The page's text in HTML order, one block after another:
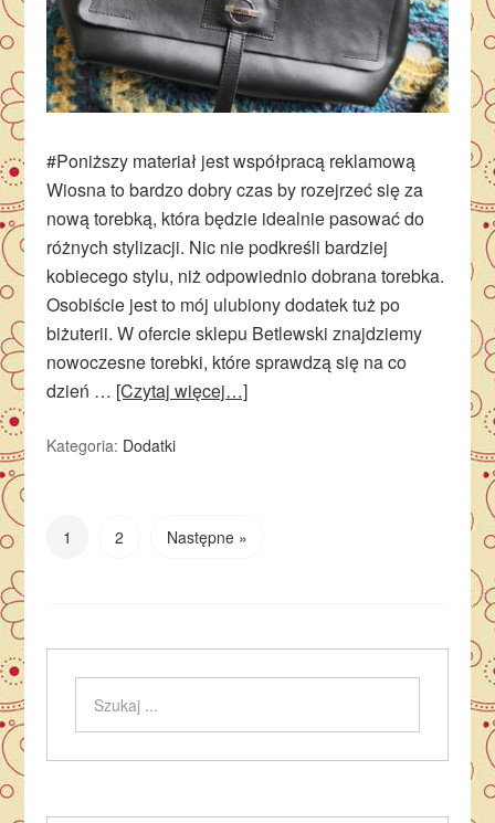
#Poniższy materiał jest współpracą reklamową
Wiosna to bardzo dobry czas by rozejrzeć się za
nową torebką, która będzie idealnie pasować do
różnych stylizacji. Nic nie podkreśli bardziej
kobiecego stylu, niż odpowiednio dobrana torebka.
Osobiście jest to mój ulubiony dodatek tuż po
biżuterii. W ofercie sklepu Betlewski znajdziemy
nowoczesne torebki, które sprawdzą się na co
dzień … [Czytaj więcej…]
Kategoria: Dodatki
1 2 Następne »